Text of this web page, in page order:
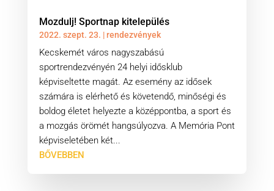
Mozdulj! Sportnap kitelepülés
2022. szept. 23. |rendezvények
Kecskemét város nagyszabású
sportrendezvényén 24 helyi idősklub
képviseltette magát. Az esemény az idősek
számára is elérhető és követendő, minőségi és
boldog életet helyezte a középpontba, a sport és
a mozgás örömét hangsúlyozva. A Memória Pont
képviseletében két...
BŐVEBBEN